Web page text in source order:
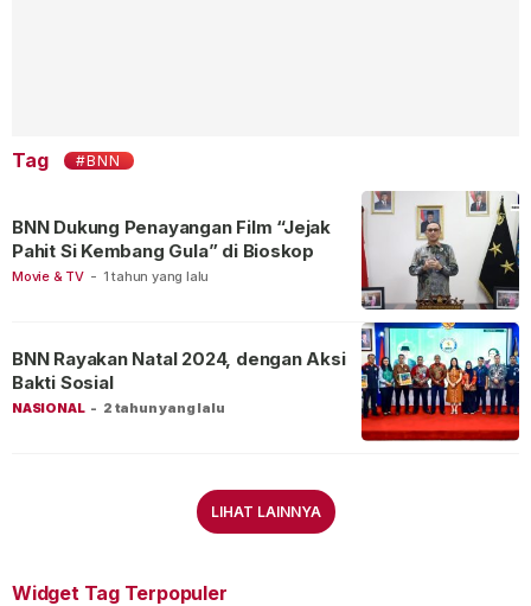
Tag #BNN
Movie & TV - 1 tahun yang lalu
BNN Dukung Penayangan Film “Jejak
Pahit Si Kembang Gula” di Bioskop
NASIONAL - 2 tahun yang lalu
BNN Rayakan Natal 2024, dengan Aksi
Bakti Sosial
LIHAT LAINNYA
Widget Tag Terpopuler